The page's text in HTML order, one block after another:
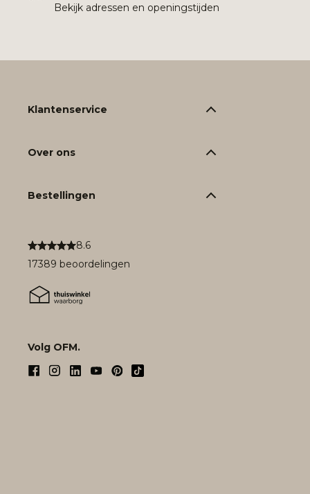
Bekijk adressen en openingstijden
8.6
17389 beoordelingen
Volg OFM.
Klantenservice
Over ons
Bestellingen